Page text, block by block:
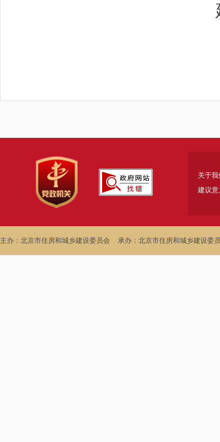
关于我
建议意
主办：北京市住房和城乡建设委员会 承办：北京市住房和城乡建设委